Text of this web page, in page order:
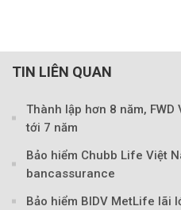
TIN LIÊN QUAN
Thành lập hơn 8 năm,
tới 7 năm
Bảo hiểm Chubb Life Việt
bancassurance
Bảo hiểm BIDV MetLife lãi